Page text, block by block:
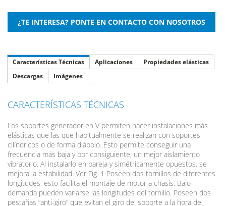
Características Técnicas Aplicaciones
Propiedades elásticas
Descargas
Imágenes
CARACTERÍSTICAS TÉCNICAS
Los soportes generador en V permiten hacer instalaciones más
elásticas que las que habitualmente se realizan con soportes
cilíndricos o de forma diábolo. Esto permite conseguir una
frecuencia más baja y por consiguiente, un mejor aislamiento
vibratorio. Al instalarlo en pareja y simétricamente opuestos, se
mejora la estabilidad. Ver Fig. 1 Poseen dos tornillos de diferentes
longitudes, esto facilita el montaje de motor a chasis. Bajo
demanda pueden variarse las longitudes del tornillo. Poseen dos
pestañas “anti-giro” que evitan el giro del soporte a la hora de